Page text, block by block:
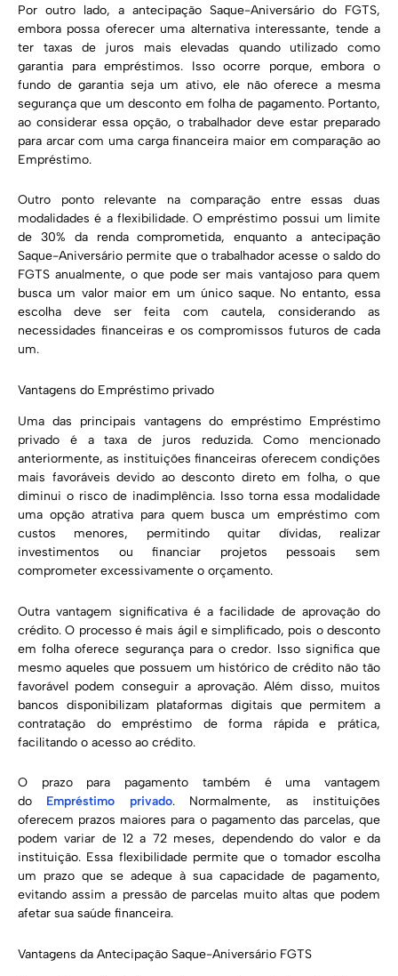
Por outro lado, a antecipação Saque-Aniversário do FGTS,
embora possa oferecer uma alternativa interessante, tende a
ter taxas de juros mais elevadas quando utilizado como
garantia para empréstimos. Isso ocorre porque, embora o
fundo de garantia seja um ativo, ele não oferece a mesma
segurança que um desconto em folha de pagamento. Portanto,
ao considerar essa opção, o trabalhador deve estar preparado
para arcar com uma carga financeira maior em comparação ao
Empréstimo.
Outro ponto relevante na comparação entre essas duas
modalidades é a flexibilidade. O empréstimo possui um limite
de 30% da renda comprometida, enquanto a antecipação
Saque-Aniversário permite que o trabalhador acesse o saldo do
FGTS anualmente, o que pode ser mais vantajoso para quem
busca um valor maior em um único saque. No entanto, essa
escolha deve ser feita com cautela, considerando as
necessidades financeiras e os compromissos futuros de cada
um.
Vantagens do Empréstimo privado
Uma das principais vantagens do empréstimo Empréstimo
privado é a taxa de juros reduzida. Como mencionado
anteriormente, as instituições financeiras oferecem condições
mais favoráveis devido ao desconto direto em folha, o que
diminui o risco de inadimplência. Isso torna essa modalidade
uma opção atrativa para quem busca um empréstimo com
custos menores, permitindo quitar dívidas, realizar
investimentos ou financiar projetos pessoais sem
comprometer excessivamente o orçamento.
Outra vantagem significativa é a facilidade de aprovação do
crédito. O processo é mais ágil e simplificado, pois o desconto
em folha oferece segurança para o credor. Isso significa que
mesmo aqueles que possuem um histórico de crédito não tão
favorável podem conseguir a aprovação. Além disso, muitos
bancos disponibilizam plataformas digitais que permitem a
contratação do empréstimo de forma rápida e prática,
facilitando o acesso ao crédito.
O prazo para pagamento também é uma vantagem
do Empréstimo privado. Normalmente, as instituições
oferecem prazos maiores para o pagamento das parcelas, que
podem variar de 12 a 72 meses, dependendo do valor e da
instituição. Essa flexibilidade permite que o tomador escolha
um prazo que se adeque à sua capacidade de pagamento,
evitando assim a pressão de parcelas muito altas que podem
afetar sua saúde financeira.
Vantagens da Antecipação Saque-Aniversário FGTS